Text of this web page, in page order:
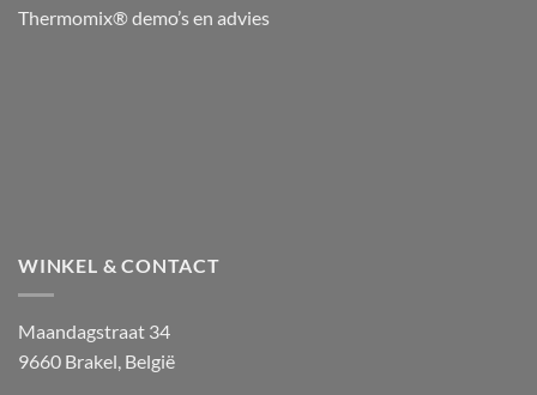
Thermomix® demo’s en advies
WINKEL & CONTACT
Maandagstraat 34
9660 Brakel, België